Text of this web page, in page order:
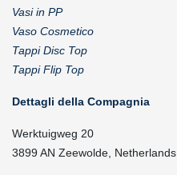
Vasi in PP
Vaso Cosmetico
Tappi Disc Top
Tappi Flip Top
Dettagli della Compagnia
Werktuigweg 20
3899 AN Zeewolde, Netherlands